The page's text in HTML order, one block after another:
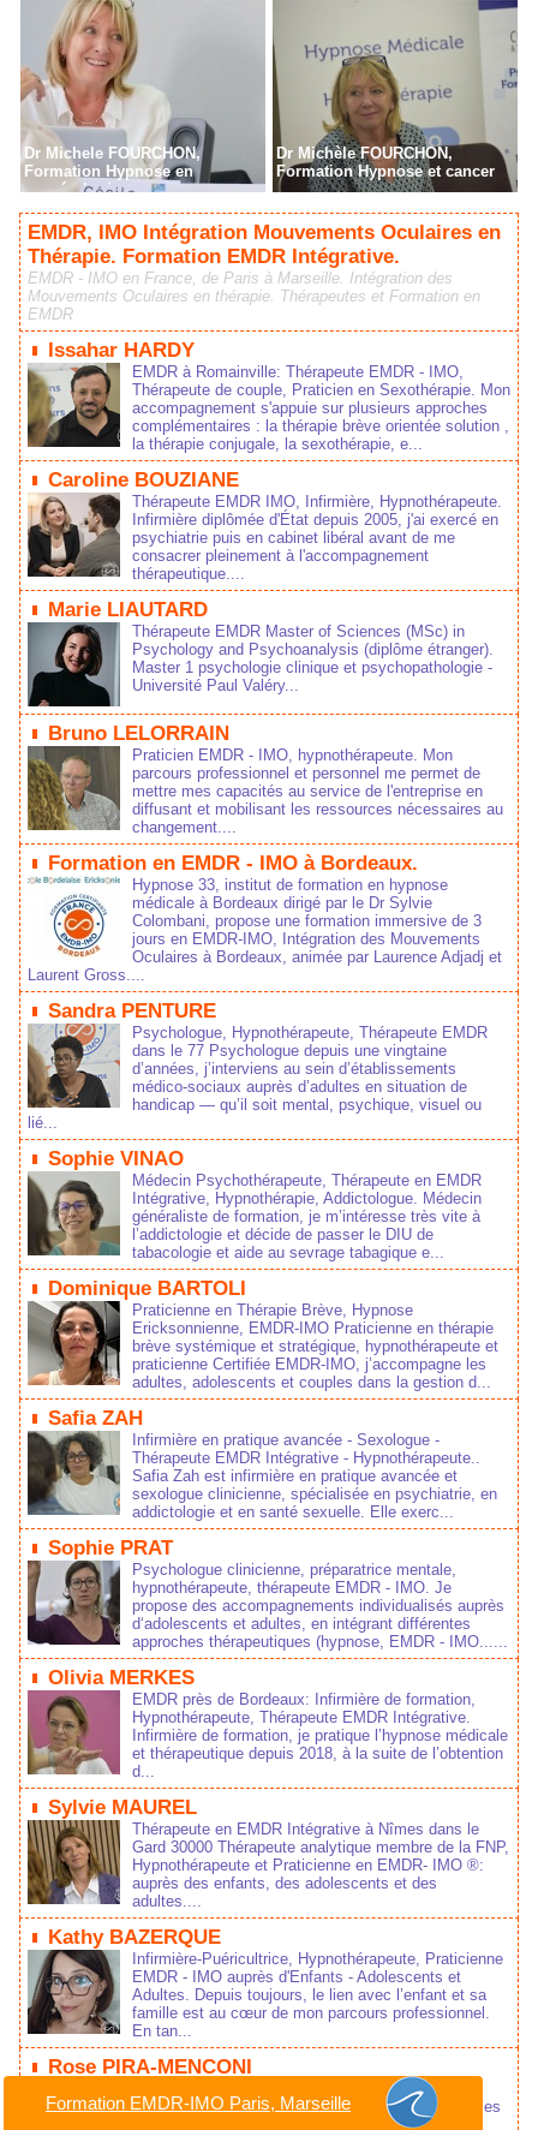
Dr Michele FOURCHON,
Formation Hypnose en
cancérologie
Dr Michèle FOURCHON,
Formation Hypnose et cancer
EMDR, IMO Intégration Mouvements Oculaires en
Thérapie. Formation EMDR Intégrative.
EMDR - IMO en France, de Paris à Marseille. Intégration des
Mouvements Oculaires en thérapie. Thérapeutes et Formation en
EMDR
Issahar HARDY
EMDR à Romainville: Thérapeute EMDR - IMO,
Thérapeute de couple, Praticien en Sexothérapie. Mon
accompagnement s'appuie sur plusieurs approches
complémentaires : la thérapie brève orientée solution ,
la thérapie conjugale, la sexothérapie, e...
Caroline BOUZIANE
Thérapeute EMDR IMO, Infirmière, Hypnothérapeute.
Infirmière diplômée d'État depuis 2005, j'ai exercé en
psychiatrie puis en cabinet libéral avant de me
consacrer pleinement à l'accompagnement
thérapeutique....
Marie LIAUTARD
Thérapeute EMDR Master of Sciences (MSc) in
Psychology and Psychoanalysis (diplôme étranger).
Master 1 psychologie clinique et psychopathologie -
Université Paul Valéry...
Bruno LELORRAIN
Praticien EMDR - IMO, hypnothérapeute. Mon
parcours professionnel et personnel me permet de
mettre mes capacités au service de l'entreprise en
diffusant et mobilisant les ressources nécessaires au
changement....
Formation en EMDR - IMO à Bordeaux.
Hypnose 33, institut de formation en hypnose
médicale à Bordeaux dirigé par le Dr Sylvie
Colombani, propose une formation immersive de 3
jours en EMDR-IMO, Intégration des Mouvements
Oculaires à Bordeaux, animée par Laurence Adjadj et
Laurent Gross....
Sandra PENTURE
Psychologue, Hypnothérapeute, Thérapeute EMDR
dans le 77 Psychologue depuis une vingtaine
d’années, j’interviens au sein d’établissements
médico‑sociaux auprès d’adultes en situation de
handicap — qu’il soit mental, psychique, visuel ou
lié...
Sophie VINAO
Médecin Psychothérapeute, Thérapeute en EMDR
Intégrative, Hypnothérapie, Addictologue. Médecin
généraliste de formation, je m’intéresse très vite à
l’addictologie et décide de passer le DIU de
tabacologie et aide au sevrage tabagique e...
Dominique BARTOLI
Praticienne en Thérapie Brève, Hypnose
Ericksonnienne, EMDR-IMO Praticienne en thérapie
brève systémique et stratégique, hypnothérapeute et
praticienne Certifiée EMDR-IMO, j’accompagne les
adultes, adolescents et couples dans la gestion d...
Safia ZAH
Infirmière en pratique avancée - Sexologue -
Thérapeute EMDR Intégrative - Hypnothérapeute..
Safia Zah est infirmière en pratique avancée et
sexologue clinicienne, spécialisée en psychiatrie, en
addictologie et en santé sexuelle. Elle exerc...
Sophie PRAT
Psychologue clinicienne, préparatrice mentale,
hypnothérapeute, thérapeute EMDR - IMO. Je
propose des accompagnements individualisés auprès
d‘adolescents et adultes, en intégrant différentes
approches thérapeutiques (hypnose, EMDR - IMO......
Olivia MERKES
EMDR près de Bordeaux: Infirmière de formation,
Hypnothérapeute, Thérapeute EMDR Intégrative.
Infirmière de formation, je pratique l’hypnose médicale
et thérapeutique depuis 2018, à la suite de l’obtention
d...
Sylvie MAUREL
Thérapeute en EMDR Intégrative à Nîmes dans le
Gard 30000 Thérapeute analytique membre de la FNP,
Hypnothérapeute et Praticienne en EMDR- IMO ®:
auprès des enfants, des adolescents et des
adultes....
Kathy BAZERQUE
Infirmière-Puéricultrice, Hypnothérapeute, Praticienne
EMDR - IMO auprès d'Enfants - Adolescents et
Adultes. Depuis toujours, le lien avec l’enfant et sa
famille est au cœur de mon parcours professionnel.
En tan...
Rose PIRA-MENCONI
Psychologue clinicienne, Thérapeute EMDR IMO,
Hypnothérapeute, Docteur en psychologie, Thérapies
Brèves. Installée en cabinet libéral depuis 2002,
Formation EMDR-IMO Paris, Marseille